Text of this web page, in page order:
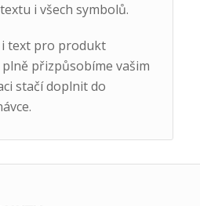
i všech symbolů.
text pro produkt
přizpůsobíme vašim
stačí doplnit do